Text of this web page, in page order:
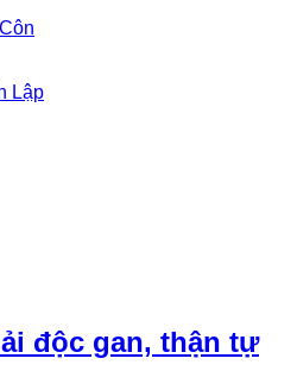
Lập
độc gan, thận tự